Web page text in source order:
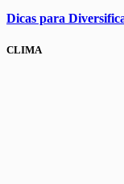
Dicas para
CLIMA